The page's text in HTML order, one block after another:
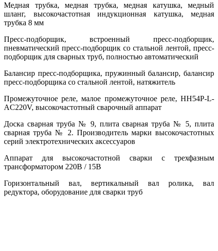
Медная трубка, медная трубка, медная катушка, медный
шланг, высокочастотная индукционная катушка, медная
трубка 8 мм
Пресс-подборщик, встроенный пресс-подборщик,
пневматический пресс-подборщик со стальной лентой, пресс-
подборщик для сварных труб, полностью автоматический
Балансир пресс-подборщика, пружинный балансир, балансир
пресс-подборщика со стальной лентой, натяжитель
Промежуточное реле, малое промежуточное реле, HH54P-L-
AC220V, высокочастотный сварочный аппарат
Доска сварная труба № 9, плита сварная труба № 5, плита
сварная труба № 2. Производитель марки высокочастотных
серий электротехнических аксессуаров
Аппарат для высокочастотной сварки с трехфазным
трансформатором 220В / 15В
Горизонтальный вал, вертикальный вал ролика, вал
редуктора, оборудование для сварки труб